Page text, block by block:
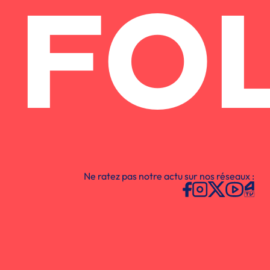
Ne ratez pas notre actu sur nos réseaux :